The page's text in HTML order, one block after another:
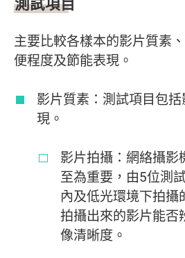
主要比較各樣本的影片質素
便程度及節能表現。
影片質素：測試項目包
現。
影片拍攝：網絡攝影
至為重要，由5位測
內及低光環境下拍攝
拍攝出來的影片能否
像清晰度。